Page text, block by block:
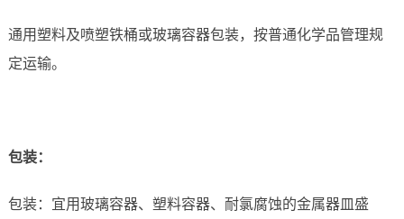
通用塑料及喷塑铁桶或玻璃容器包装，按普通化学品管理规
定运输。
包装：
包装：宜用玻璃容器、塑料容器、耐氯腐蚀的金属器皿盛